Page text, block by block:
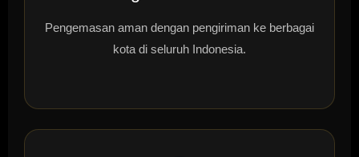
Pengemasan aman dengan pengiriman ke berbagai
kota di seluruh Indonesia.